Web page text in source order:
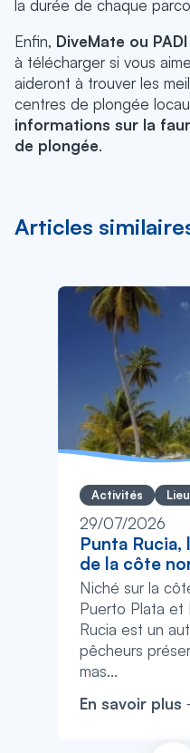
la durée de chaque
Enfin, DiveMate ou
à télécharger si vous
aideront à trouver les
centres de plongée
informations sur la
de plongée.
Articles
Activités
29/07/2026
Punta
de la côte
Niché sur la
Puerto Plata et
Rucia est un
pêcheurs
mas...
En savoir plus